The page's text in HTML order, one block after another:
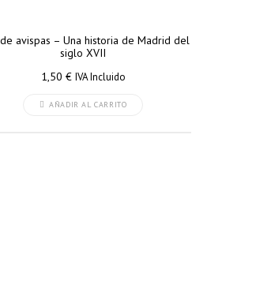
avispas – Una historia de Madrid del
siglo XVII
1,50 € IVA Incluido
AÑADIR AL CARRITO